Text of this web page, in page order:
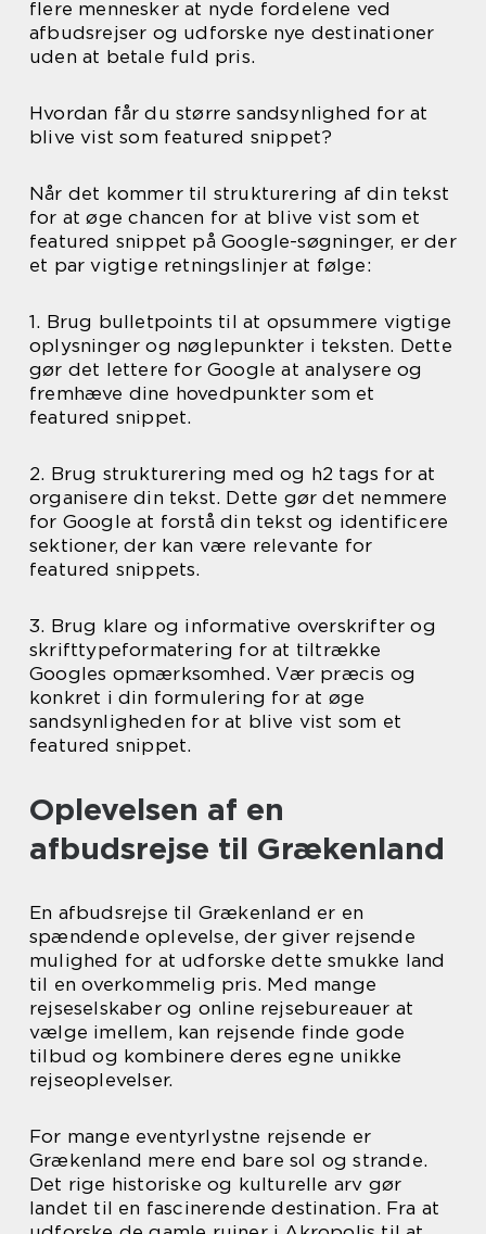
flere mennesker at nyde fordelene ved
afbudsrejser og udforske nye destinationer
uden at betale fuld pris.
Hvordan får du større sandsynlighed for at
blive vist som featured snippet?
Når det kommer til strukturering af din tekst
for at øge chancen for at blive vist som et
featured snippet på Google-søgninger, er der
et par vigtige retningslinjer at følge:
1. Brug bulletpoints til at opsummere vigtige
oplysninger og nøglepunkter i teksten. Dette
gør det lettere for Google at analysere og
fremhæve dine hovedpunkter som et
featured snippet.
2. Brug strukturering med og h2 tags for at
organisere din tekst. Dette gør det nemmere
for Google at forstå din tekst og identificere
sektioner, der kan være relevante for
featured snippets.
3. Brug klare og informative overskrifter og
skrifttypeformatering for at tiltrække
Googles opmærksomhed. Vær præcis og
konkret i din formulering for at øge
sandsynligheden for at blive vist som et
featured snippet.
Oplevelsen af en
afbudsrejse til Grækenland
En afbudsrejse til Grækenland er en
spændende oplevelse, der giver rejsende
mulighed for at udforske dette smukke land
til en overkommelig pris. Med mange
rejseselskaber og online rejsebureauer at
vælge imellem, kan rejsende finde gode
tilbud og kombinere deres egne unikke
rejseoplevelser.
For mange eventyrlystne rejsende er
Grækenland mere end bare sol og strande.
Det rige historiske og kulturelle arv gør
landet til en fascinerende destination. Fra at